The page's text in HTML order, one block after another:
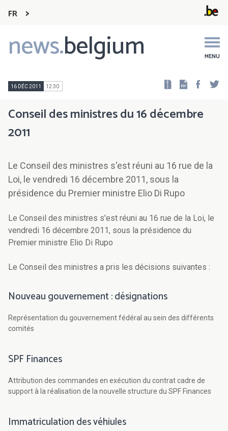
FR
news.belgium MENU
Main
navigation
16 DÉC 2011 12:30
Conseil des ministres du 16 décembre
2011
Le Conseil des ministres s'est réuni au 16 rue de la
Loi, le vendredi 16 décembre 2011, sous la
présidence du Premier ministre Elio Di Rupo
Le Conseil des ministres s'est réuni au 16 rue de la Loi, le
vendredi 16 décembre 2011, sous la présidence du
Premier ministre Elio Di Rupo
Le Conseil des ministres a pris les décisions suivantes :
Nouveau gouvernement : désignations
Représentation du gouvernement fédéral au sein des différents
comités
SPF Finances
Attribution des commandes en exécution du contrat cadre de
support à la réalisation de la nouvelle structure du SPF Finances
Immatriculation des véhiules